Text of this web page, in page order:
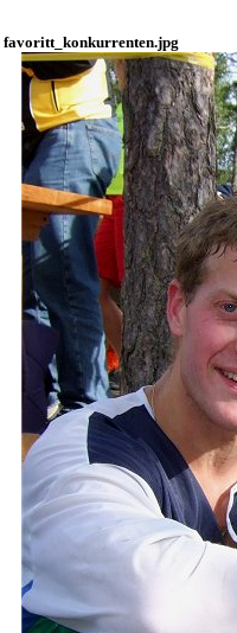
favoritt_konkurrenten.jpg